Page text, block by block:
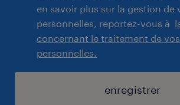
en savoir plus sur la gestion de
personnelles, reportez-vous à
concernant le traitement de
personnelles.
enregistrer